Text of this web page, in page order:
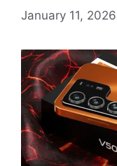
January 11, 2026